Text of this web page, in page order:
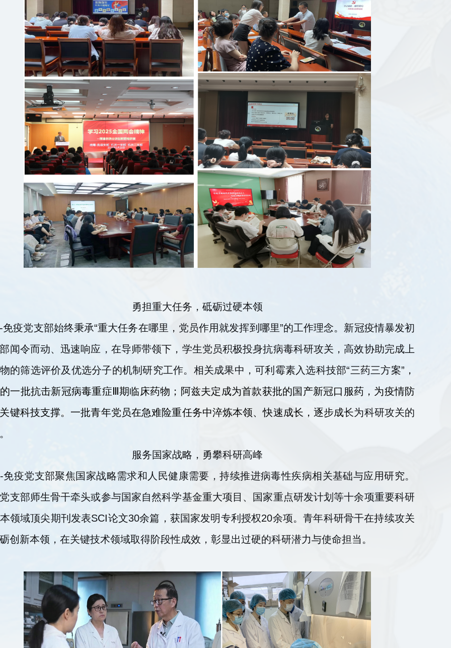
勇担重大任务，砥砺过硬本领
免疫党支部始终秉承“重大任务在哪里，党员作用就发挥到哪里”的工作理念。新冠疫情暴发初
闻令而动、迅速响应，在导师带领下，学生党员积极投身抗病毒科研攻关，高效协助完成上
的筛选评价及优选分子的机制研究工作。相关成果中，可利霉素入选科技部“三药三方案” ，
一批抗击新冠病毒重症Ⅲ期临床药物；阿兹夫定成为首款获批的国产新冠口服药，为疫情防
键科技支撑。一批青年党员在急难险重任务中淬炼本领、快速成长，逐步成长为科研攻关的
服务国家战略，勇攀科研高峰
免疫党支部聚焦国家战略需求和人民健康需要，持续推进病毒性疾病相关基础与应用研究。
支部师生骨干牵头或参与国家自然科学基金重大项目、国家重点研发计划等十余项重要科研
领域顶尖期刊发表SCI论文30余篇，获国家发明专利授权20余项。青年科研骨干在持续攻关
创新本领，在关键技术领域取得阶段性成效，彰显出过硬的科研潜力与使命担当。